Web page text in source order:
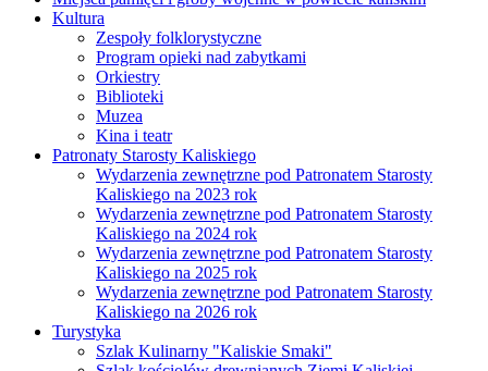
Kultura
Zespoły folklorystyczne
Program opieki nad zabytkami
Orkiestry
Biblioteki
Muzea
Kina i teatr
Patronaty Starosty Kaliskiego
Wydarzenia zewnętrzne pod Patronatem Starosty
Kaliskiego na 2023 rok
Wydarzenia zewnętrzne pod Patronatem Starosty
Kaliskiego na 2024 rok
Wydarzenia zewnętrzne pod Patronatem Starosty
Kaliskiego na 2025 rok
Wydarzenia zewnętrzne pod Patronatem Starosty
Kaliskiego na 2026 rok
Turystyka
Szlak Kulinarny "Kaliskie Smaki"